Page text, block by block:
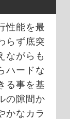
性能を最
らず底突
ながらも
ハードな
る事を基
の隙間か
かなカラ